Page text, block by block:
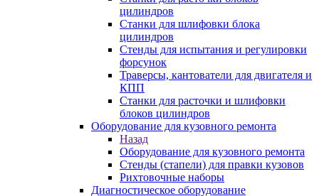
цилиндров
Станки для шлифовки блока
цилиндров
Стенды для испытания и регулировки
форсунок
Траверсы, кантователи для двигателя и
КПП
Станки для расточки и шлифовки
блоков цилиндров
Оборудование для кузовного ремонта
Назад
Оборудование для кузовного ремонта
Стенды (стапели) для правки кузовов
Рихтовочные наборы
Диагностическое оборудование